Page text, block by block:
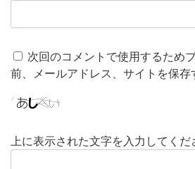
次回のコメントで使用するため
前、メールアドレス、サイトを保存
上に表示された文字を入力してくだ